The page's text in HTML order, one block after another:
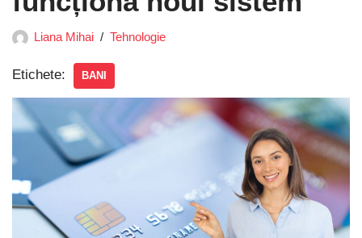
Liana Mihai Tehnologie
Etichete: BANI